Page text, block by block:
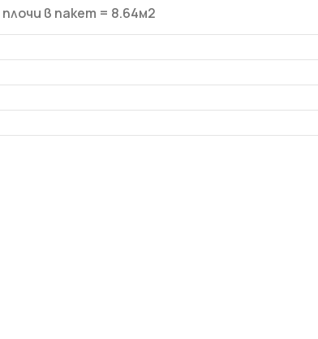
Машинни мазилки
НАЙ-
плочи в пакет = 8.64м2